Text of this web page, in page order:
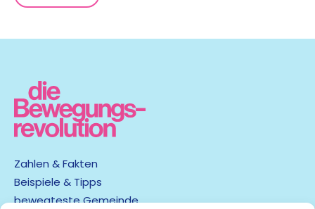
Zahlen & Fakten
Beispiele & Tipps
bewegteste Gemeinde